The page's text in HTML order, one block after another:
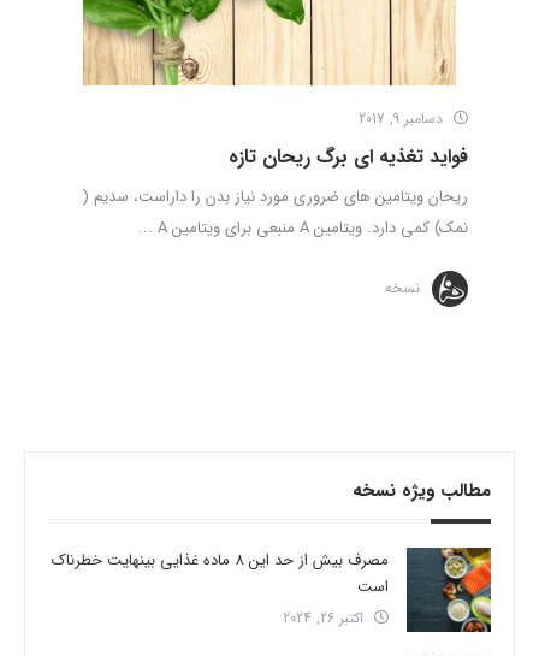
دسامبر 9, 2017
فواید تغذیه ای برگ ریحان تازه
ریحان ویتامین های ضروری مورد نیاز بدن را داراست، سدیم (
نمک) کمی دارد. ویتامین A منبعی برای ویتامین A ...
نسخه
مطالب ویژه نسخه
مصرف بیش از حد این 8 ماده غذایی بینهایت خطرناک
است
اکتبر 26, 2024